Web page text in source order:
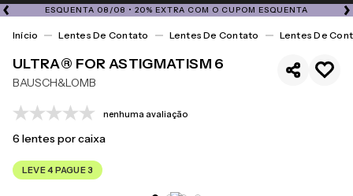
ESQUENTA 08/08 • 20% EXTRA COM O CUPOM ESQUENTA
Lentes De Contato Lentes De Contato Lentes De
ULTRA® FOR ASTIGMATISM 6
BAUSCH&LOMB
nenhuma avaliação
6 lentes por caixa
LEVE 4 PAGUE 3